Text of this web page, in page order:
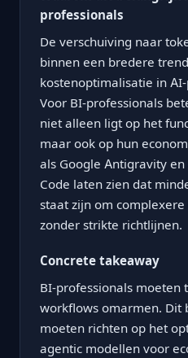
professionals
De verschuiving naar
binnen een bredere
kostenoptimalisatie in
Voor BI-professionals
niet alleen ligt op het
maar ook op hun
als Google Antigravity en
Code laten zien dat
staat zijn om
zonder strikte richtlijnen.
Concrete takeaway
BI-professionals moeten
workflows omarmen. Dit
moeten richten op het
agentic modellen voor